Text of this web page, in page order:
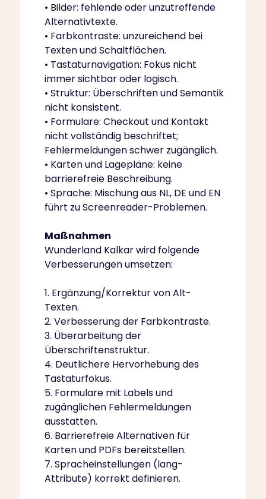
• Bilder: fehlende oder unzutreffende
Alternativtexte.
• Farbkontraste: unzureichend bei
Texten und Schaltflächen.
• Tastaturnavigation: Fokus nicht
immer sichtbar oder logisch.
• Struktur: Überschriften und Semantik
nicht konsistent.
• Formulare: Checkout und Kontakt
nicht vollständig beschriftet;
Fehlermeldungen schwer zugänglich.
• Karten und Lagepläne: keine
barrierefreie Beschreibung.
• Sprache: Mischung aus NL, DE und EN
führt zu Screenreader-Problemen.
Maßnahmen
Wunderland Kalkar wird folgende
Verbesserungen umsetzen:
1. Ergänzung/Korrektur von Alt-
Texten.
2. Verbesserung der Farbkontraste.
3. Überarbeitung der
Überschriftenstruktur.
4. Deutlichere Hervorhebung des
Tastaturfokus.
5. Formulare mit Labels und
zugänglichen Fehlermeldungen
ausstatten.
6. Barrierefreie Alternativen für
Karten und PDFs bereitstellen.
7. Spracheinstellungen (lang-
Attribute) korrekt definieren.